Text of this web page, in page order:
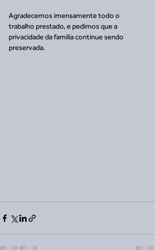
Agradecemos imensamente todo o
trabalho prestado, e pedimos que a
privacidade da família continue sendo
preservada.